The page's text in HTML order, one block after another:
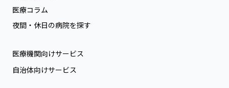
医療コラム
夜間・休日の病院を探す
医療機関向けサービス
自治体向けサービス